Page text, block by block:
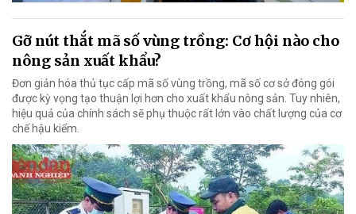
Gỡ nút thắt mã số vùng trồng: Cơ hội nào cho
nông sản xuất khẩu?
Đơn giản hóa thủ tục cấp mã số vùng trồng, mã số cơ sở đóng gói
được kỳ vọng tạo thuận lợi hơn cho xuất khẩu nông sản. Tuy nhiên,
hiệu quả của chính sách sẽ phụ thuộc rất lớn vào chất lượng của cơ
chế hậu kiểm.